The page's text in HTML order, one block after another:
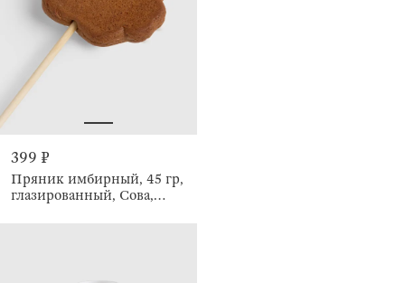
399 ₽
Пряник имбирный, 45 гр,
глазированный, Сова,